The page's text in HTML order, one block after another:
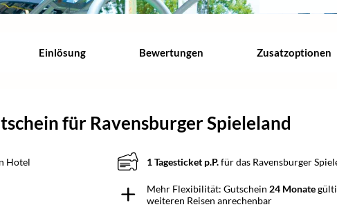
Einlösung Bewertungen Zusatzoptionen
für Ravensburger Spieleland
Hotel 1 Tagesticket p.P.für das Ravensburger
Mehr Flexibilität: Gutschein 24 Monate
weiteren Reisen anrechenbar